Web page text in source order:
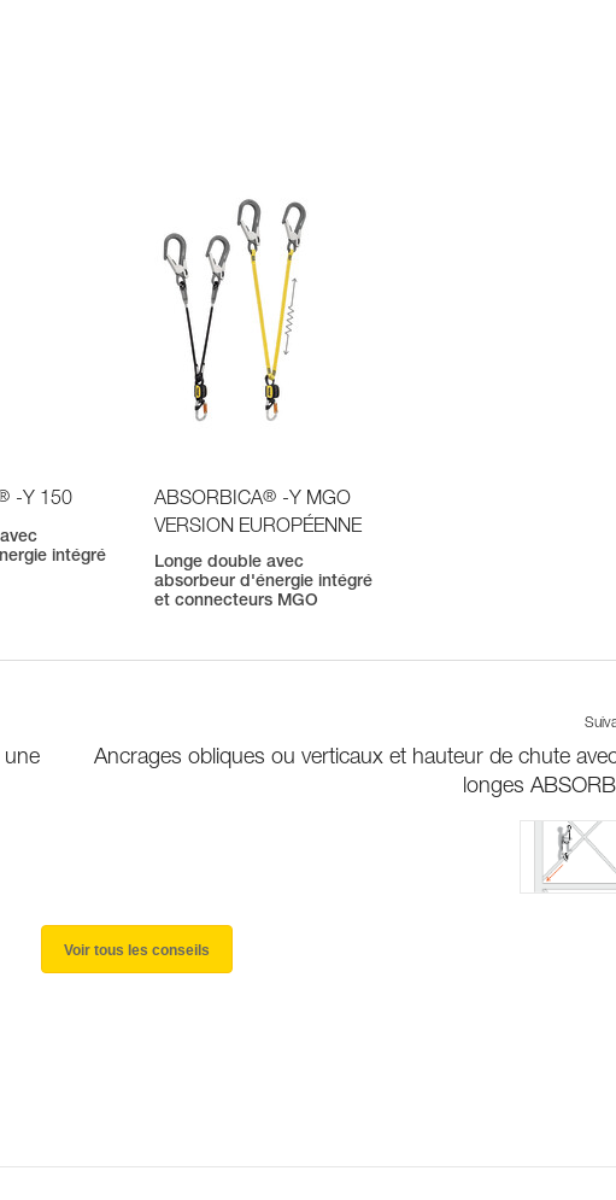
-Y 150
intégré
ABSORBICA® -Y MGO
VERSION EUROPÉENNE
Longe double avec
absorbeur d'énergie intégré
et connecteurs MGO
une
Ancrages obliques ou verticaux et hauteur de chute
longes
Voir tous les conseils